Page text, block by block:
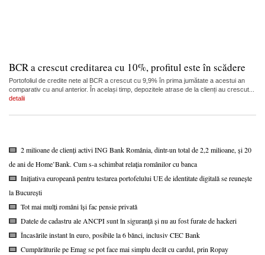
BCR a crescut creditarea cu 10%, profitul este în scădere
Portofoliul de credite nete al BCR a crescut cu 9,9% în prima jumătate a acestui an
comparativ cu anul anterior. În același timp, depozitele atrase de la clienți au crescut...
detalii
2 milioane de clienți activi ING Bank România, dintr-un total de 2,2 milioane, și 20
de ani de Home’Bank. Cum s-a schimbat relația românilor cu banca
Inițiativa europeană pentru testarea portofelului UE de identitate digitală se reunește
la București
Tot mai mulți români își fac pensie privată
Datele de cadastru ale ANCPI sunt în siguranță și nu au fost furate de hackeri
Încasările instant în euro, posibile la 6 bănci, inclusiv CEC Bank
Cumpărăturile pe Emag se pot face mai simplu decât cu cardul, prin Ropay